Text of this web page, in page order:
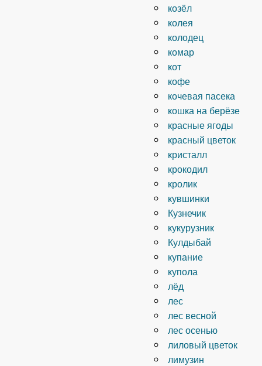
козёл
колея
колодец
комар
кот
кофе
кочевая пасека
кошка на берёзе
красные ягоды
красный цветок
кристалл
крокодил
кролик
кувшинки
Кузнечик
кукурузник
Кулдыбай
купание
купола
лёд
лес
лес весной
лес осенью
лиловый цветок
лимузин